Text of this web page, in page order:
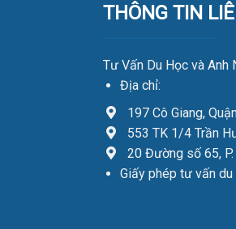
THÔNG TIN
Tư Vấn Du Học và
Địa chỉ:
197 Cô Giang,
553 TK 1/4 Trần
20 Đường số 65, P.
Giấy phép tư vấn